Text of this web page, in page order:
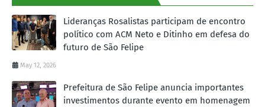
Lideranças Rosalistas participam de encontro
político com ACM Neto e Ditinho em defesa do
futuro de São Felipe
May 12, 2026
Prefeitura de São Felipe anuncia importantes
investimentos durante evento em homenagem